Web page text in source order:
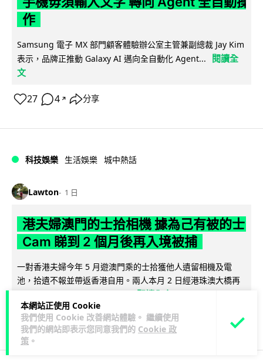
本網站正使用 Cookie
我們使用 Cookie 改善網站體驗。 繼續使用
我們的網站即表示您同意我們的 Cookie 政
策 。
作
Samsung 電子 MX 部門顧客體驗辦公室主管兼副總裁 Jay Kim
表示，品牌正推動 Galaxy AI 邁向全自動化 Agent...
閱讀全
文
27 4 ↗ 分享
科技娛樂 生活娛樂 城中熱話
Lawton 1 日
港夫婦澳門的士拾相機 據為己有被的士
Cam 睇到 2 個月後再入境被捕
一對香港夫婦今年 5 月遊澳門乘的士拾獲他人遺留相機及電
池，拾遺不報並帶返香港自用。兩人本月 2 日經港珠澳大橋再
閱讀全文
532 75 ↗ 分享